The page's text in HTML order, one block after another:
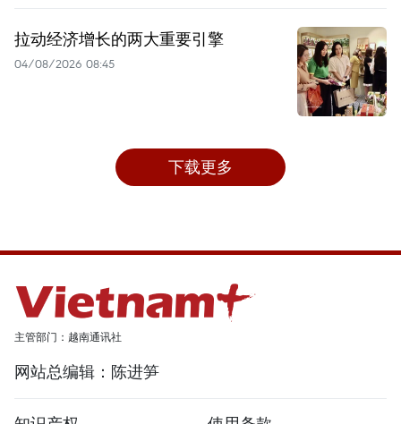
拉动经济增长的两大重要引擎
04/08/2026 08:45
下载更多
主管部门：越南通讯社
网站总编辑：陈进笋